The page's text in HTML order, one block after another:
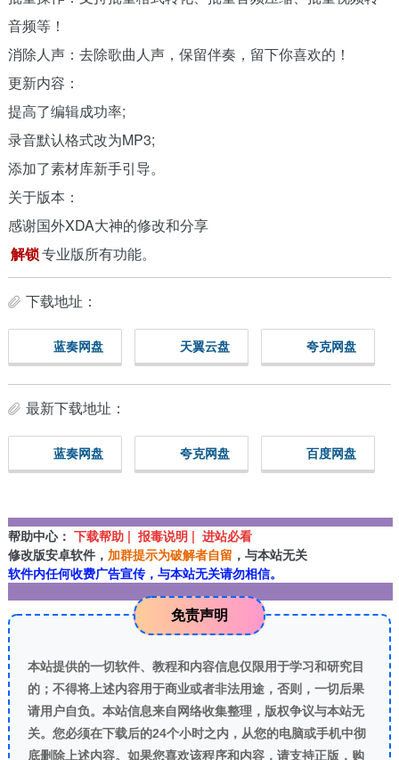
音频等！
消除人声：去除歌曲人声，保留伴奏，留下你喜欢的！
更新内容：
提高了编辑成功率;
录音默认格式改为MP3;
添加了素材库新手引导。
关于版本：
感谢国外XDA大神的修改和分享
解锁专业版所有功能。
下载地址：
蓝奏网盘 天翼云盘 夸克网盘
最新下载地址：
蓝奏网盘 夸克网盘 百度网盘
帮助中心： 下载帮助 | 报毒说明 | 进站必看
修改版安卓软件， 加群提示为破解者自留 ，与本站无关
软件内任何收费广告宣传，与本站无关请勿相信。
免责声明
本站提供的一切软件、教程和内容信息仅限用于学习和研究目
的；不得将上述内容用于商业或者非法用途，否则，一切后果
请用户自负。本站信息来自网络收集整理，版权争议与本站无
关。您必须在下载后的24个小时之内，从您的电脑或手机中彻
底删除上述内容。如果您喜欢该程序和内容，请支持正版，购